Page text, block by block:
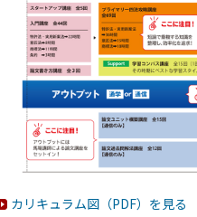
カリキュラム図（PDF）を見る